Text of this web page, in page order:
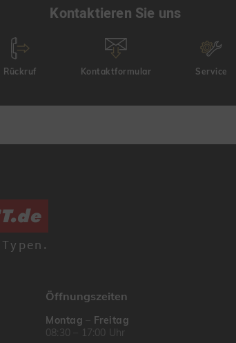
Kontaktieren Sie uns
Rückruf Kontaktformular Service
Öffnungszeiten
Montag
Freitag
08:30 – 17:00 Uhr